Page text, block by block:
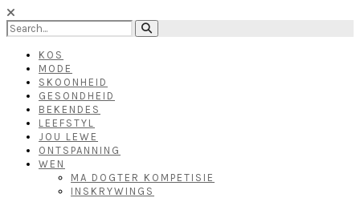
KOS
MODE
SKOONHEID
GESONDHEID
BEKENDES
LEEFSTYL
JOU LEWE
ONTSPANNING
WEN
MA DOGTER KOMPETISIE
INSKRYWINGS